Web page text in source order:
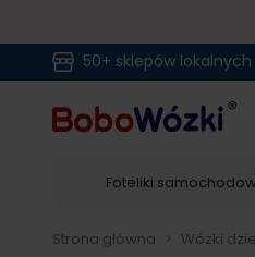
50+ sklepów lokalnych
Foteliki
Strona główna > Wózki